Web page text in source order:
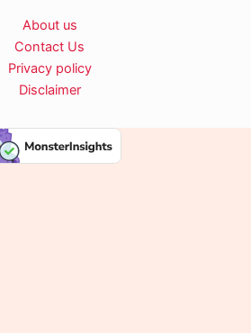
About us
Contact Us
Privacy policy
Disclaimer